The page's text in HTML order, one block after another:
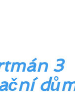
3